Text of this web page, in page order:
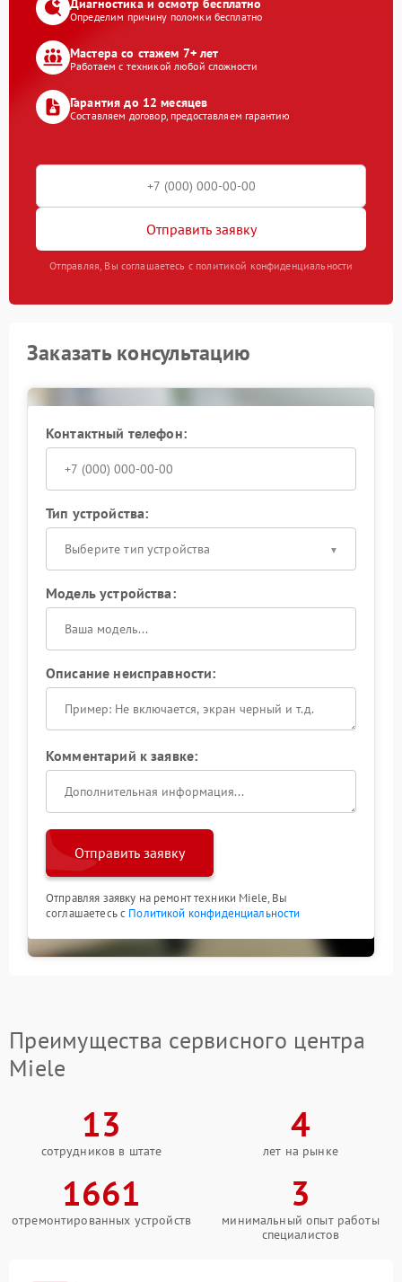
Определим причину поломки бесплатно
Мастера со стажем 7+ лет
Работаем с техникой любой сложности
Гарантия до 12 месяцев
Составляем договор, предоставляем гарантию
Отправить заявку
Отправляя, Вы соглашаетесь с политикой конфиденциальности
Заказать консультацию
Контактный телефон:
Тип устройства:
Выберите тип устройства
Модель устройства:
Описание неисправности:
Комментарий к заявке:
Отправить заявку
Отправляя заявку на ремонт техники Miele, Вы
соглашаетесь с Политикой конфиденциальности
Преимущества сервисного центра
Miele
13
сотрудников в штате
4
лет на рынке
1661
отремонтированных устройств
3
минимальный опыт работы
специалистов